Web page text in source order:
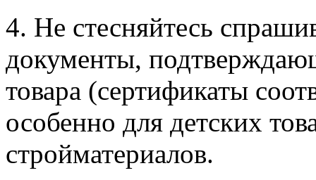
4. Не стесняйтесь
документы,
товара (сертификаты
особенно для детских
стройматериалов.